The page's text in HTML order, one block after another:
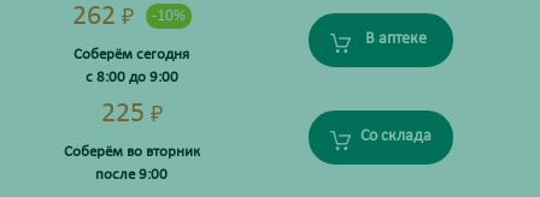
262 ₽ -10%
Соберём сегодня
с 8:00 до 9:00
В аптеке
225 ₽
Соберём во вторник
после 9:00
Со склада